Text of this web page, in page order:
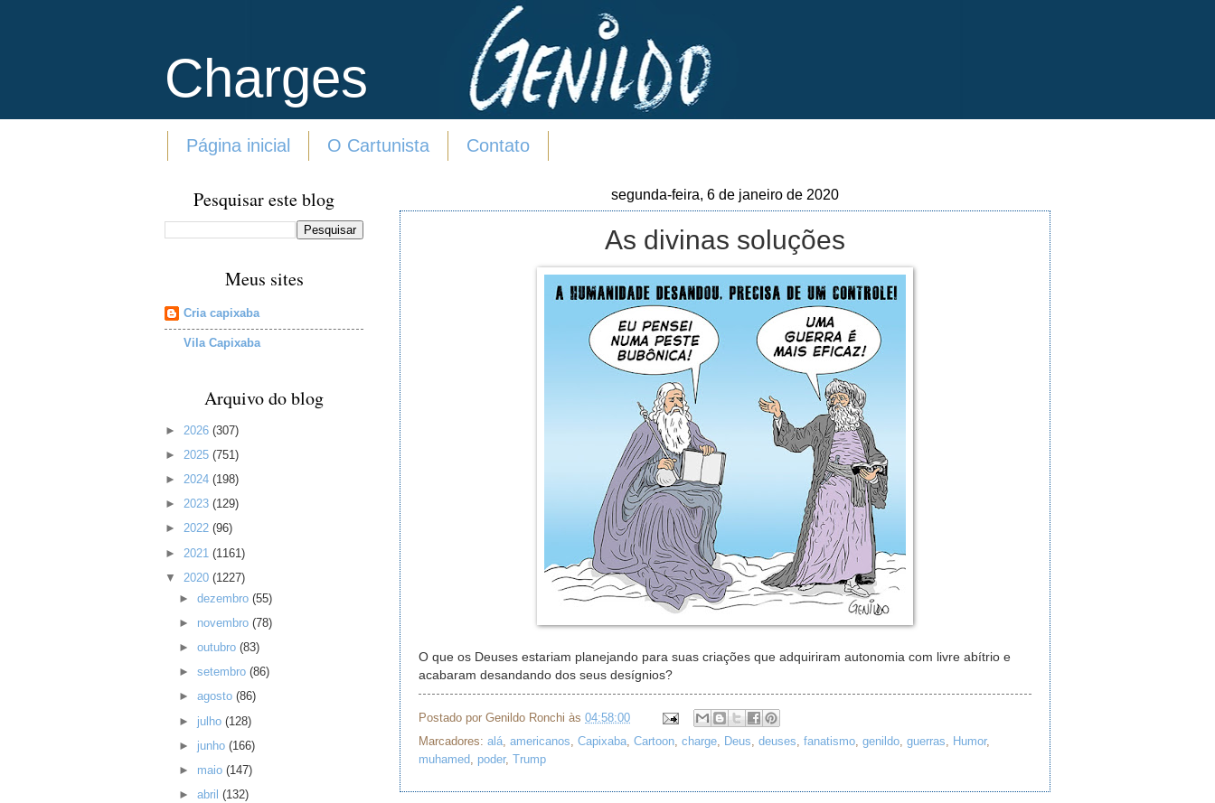
Charges
Página inicial O Cartunista Contato
segunda-feira, 6 de janeiro de 2020
As divinas soluções
O que os Deuses estariam planejando para suas criações que adquiriram autonomia com livre abítrio e
acabaram desandando dos seus desígnios?
Postado por Genildo Ronchi às 04:58:00
Marcadores: alá, americanos, Capixaba, Cartoon, charge, Deus, deuses, fanatismo, genildo, guerras, Humor,
muhamed, poder, Trump
Pesquisar este blog
Meus sites
Cria capixaba
Vila Capixaba
Arquivo do blog
► 2026 (307)
► 2025 (751)
► 2024 (198)
► 2023 (129)
► 2022 (96)
► 2021 (1161)
▼ 2020 (1227)
►dezembro(55)
► novembro(78)
►outubro(83)
►setembro(86)
►agosto(86)
► julho(128)
► junho(166)
► maio(147)
►abril(132)